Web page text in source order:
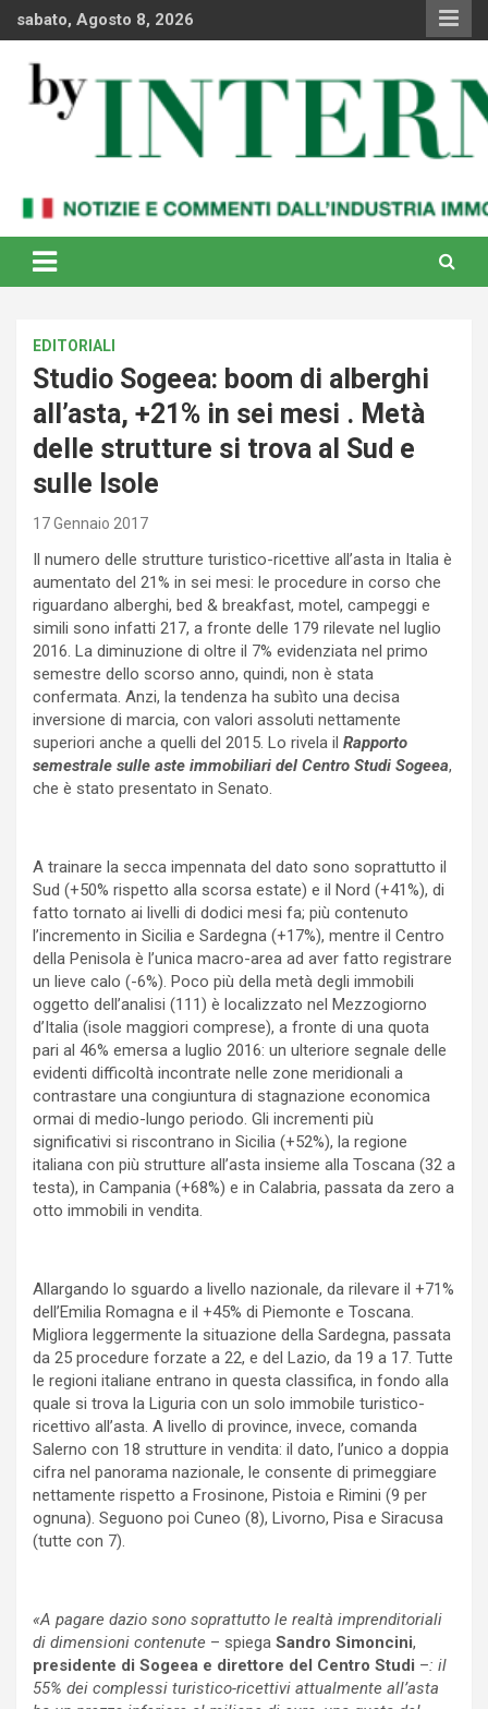
sabato, Agosto 8, 2026
By Internews
internazionale
EDITORIALI
Studio Sogeea: boom di alberghi
all’asta, +21% in sei mesi . Metà
delle strutture si trova al Sud e
sulle Isole
17 Gennaio 2017
Il numero delle strutture turistico-ricettive all’asta in Italia è
aumentato del 21% in sei mesi: le procedure in corso che
riguardano alberghi, bed & breakfast, motel, campeggi e
simili sono infatti 217, a fronte delle 179 rilevate nel luglio
2016. La diminuzione di oltre il 7% evidenziata nel primo
semestre dello scorso anno, quindi, non è stata
confermata. Anzi, la tendenza ha subìto una decisa
inversione di marcia, con valori assoluti nettamente
superiori anche a quelli del 2015. Lo rivela il Rapporto
semestrale sulle aste immobiliari del Centro Studi Sogeea,
che è stato presentato in Senato.
A trainare la secca impennata del dato sono soprattutto il
Sud (+50% rispetto alla scorsa estate) e il Nord (+41%), di
fatto tornato ai livelli di dodici mesi fa; più contenuto
l’incremento in Sicilia e Sardegna (+17%), mentre il Centro
della Penisola è l’unica macro-area ad aver fatto registrare
un lieve calo (-6%). Poco più della metà degli immobili
oggetto dell’analisi (111) è localizzato nel Mezzogiorno
d’Italia (isole maggiori comprese), a fronte di una quota
pari al 46% emersa a luglio 2016: un ulteriore segnale delle
evidenti difficoltà incontrate nelle zone meridionali a
contrastare una congiuntura di stagnazione economica
ormai di medio-lungo periodo. Gli incrementi più
significativi si riscontrano in Sicilia (+52%), la regione
italiana con più strutture all’asta insieme alla Toscana (32 a
testa), in Campania (+68%) e in Calabria, passata da zero a
otto immobili in vendita.
Allargando lo sguardo a livello nazionale, da rilevare il +71%
dell’Emilia Romagna e il +45% di Piemonte e Toscana.
Migliora leggermente la situazione della Sardegna, passata
da 25 procedure forzate a 22, e del Lazio, da 19 a 17. Tutte
le regioni italiane entrano in questa classifica, in fondo alla
quale si trova la Liguria con un solo immobile turistico-
ricettivo all’asta. A livello di province, invece, comanda
Salerno con 18 strutture in vendita: il dato, l’unico a doppia
cifra nel panorama nazionale, le consente di primeggiare
nettamente rispetto a Frosinone, Pistoia e Rimini (9 per
ognuna). Seguono poi Cuneo (8), Livorno, Pisa e Siracusa
(tutte con 7).
«A pagare dazio sono soprattutto le realtà imprenditoriali
di dimensioni contenute – spiega Sandro Simoncini,
presidente di Sogeea e direttore del Centro Studi –: il
55% dei complessi turistico-ricettivi attualmente all’asta